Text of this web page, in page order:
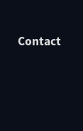
Contact